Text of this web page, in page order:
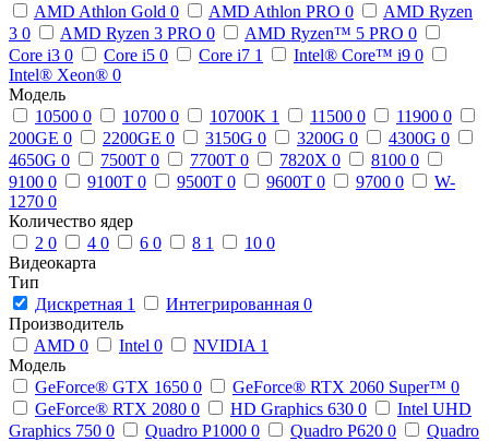
AMD Athlon Gold 0 AMD Athlon PRO 0
AMD Ryzen
3 0 AMD Ryzen 3 PRO 0 AMD Ryzen™ 5 PRO 0
Core i3 0 Core i5 0 Core i7 1 Intel® Core™ i9 0
Intel® Xeon® 0
Модель
10500 0 10700 0 10700K 1 11500 0 11900 0
200GE 0 2200GE 0 3150G 0 3200G 0 4300G 0
4650G 0 7500T 0 7700T 0 7820X 0 8100 0
9100 0 9100T 0 9500T 0 9600T 0 9700 0
W-
1270 0
Количество ядер
2 0 4 0 6 0 8 1 10 0
Видеокарта
Тип
Дискретная 1 Интегрированная 0
Производитель
AMD 0 Intel 0 NVIDIA 1
Модель
GeForce® GTX 1650 0 GeForce® RTX 2060 Super™ 0
GeForce® RTX 2080 0 HD Graphics 630 0
Intel UHD
Graphics 750 0 Quadro P1000 0 Quadro P620 0
Quadro